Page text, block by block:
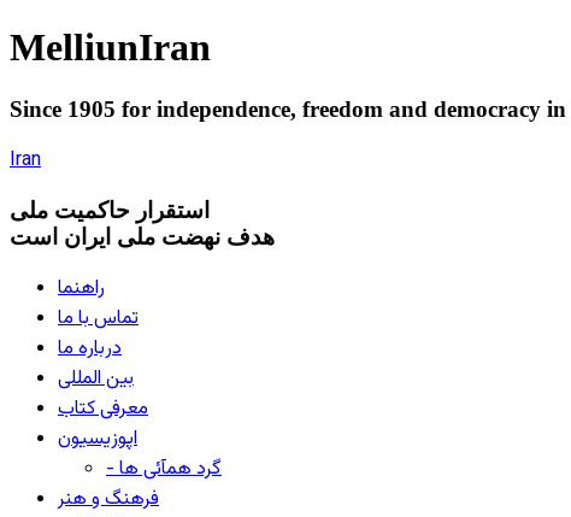
MelliunIran
Since 1905 for independence, freedom and democracy in
Iran
استقرار حاکميت ملی
هدف نهضت ملی ایران است
راهنما
تماس با ما
درباره ما
بین المللی
معرفی کتاب
اپوزیسیون
- گرد همآئی ها
فرهنگ و هنر